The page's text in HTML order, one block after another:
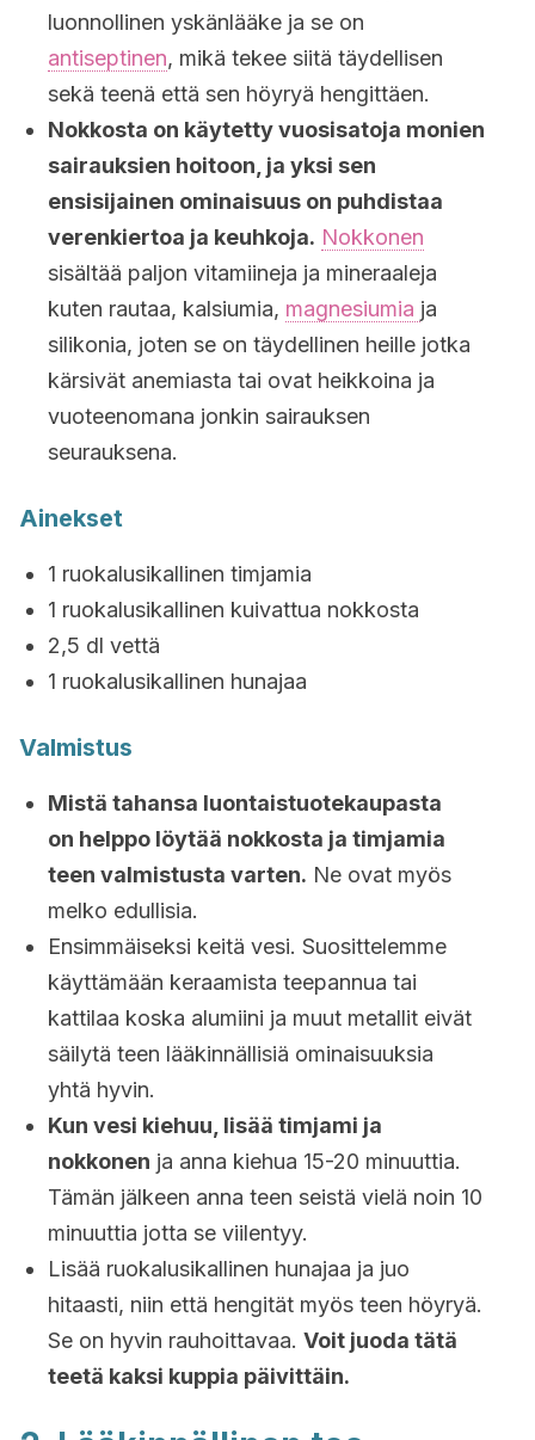
luonnollinen yskänlääke ja se on
antiseptinen, mikä tekee siitä täydellisen
sekä teenä että sen höyryä hengittäen.
Nokkosta on käytetty vuosisatoja monien
sairauksien hoitoon, ja yksi sen
ensisijainen ominaisuus on puhdistaa
verenkiertoa ja keuhkoja. Nokkonen
sisältää paljon vitamiineja ja mineraaleja
kuten rautaa, kalsiumia, magnesiumia ja
silikonia, joten se on täydellinen heille jotka
kärsivät anemiasta tai ovat heikkoina ja
vuoteenomana jonkin sairauksen
seurauksena.
Ainekset
1 ruokalusikallinen timjamia
1 ruokalusikallinen kuivattua nokkosta
2,5 dl vettä
1 ruokalusikallinen hunajaa
Valmistus
Mistä tahansa luontaistuotekaupasta
on helppo löytää nokkosta ja timjamia
teen valmistusta varten. Ne ovat myös
melko edullisia.
Ensimmäiseksi keitä vesi. Suosittelemme
käyttämään keraamista teepannua tai
kattilaa koska alumiini ja muut metallit eivät
säilytä teen lääkinnällisiä ominaisuuksia
yhtä hyvin.
Kun vesi kiehuu, lisää timjami ja
nokkonen ja anna kiehua 15-20 minuuttia.
Tämän jälkeen anna teen seistä vielä noin 10
minuuttia jotta se viilentyy.
Lisää ruokalusikallinen hunajaa ja juo
hitaasti, niin että hengität myös teen höyryä.
Se on hyvin rauhoittavaa. Voit juoda tätä
teetä kaksi kuppia päivittäin.